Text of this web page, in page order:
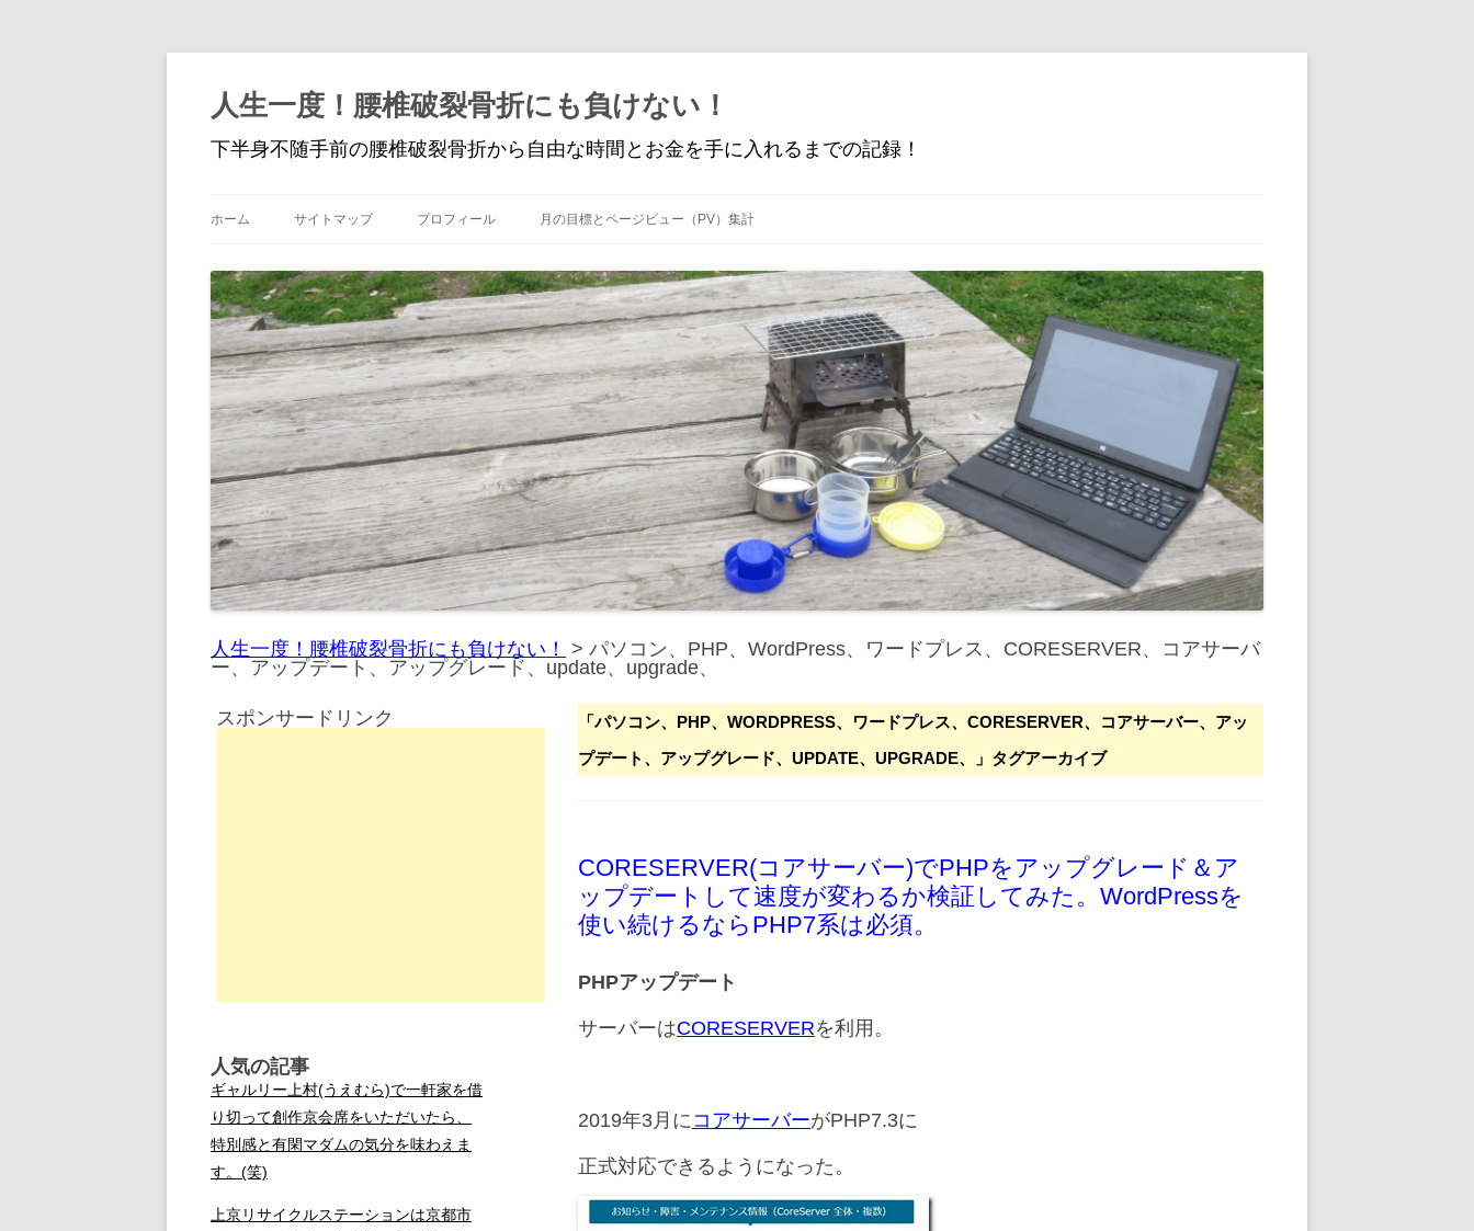
人生一度！腰椎破裂骨折にも負けない！
下半身不随手前の腰椎破裂骨折から自由な時間とお金を手に入れるまでの記録！
ン
ツ
へ
ス
キ
ッ
プ
ホーム サイトマップ プロフィール 月の目標とページビュー（PV）集計
人生一度！腰椎破裂骨折にも負けない！ > パソコン、PHP、WordPress、ワードプレス、CORESERVER、コアサーバ
ー、アップデート、アップグレード、update、upgrade、
「パソコン、PHP、WORDPRESS、ワードプレス、CORESERVER、コアサーバー、アッ
プデート、アップグレード、UPDATE、UPGRADE、
」タグアーカイブ
CORESERVER(コアサーバー)でPHPをアップグレード＆ア
ップデートして速度が変わるか検証してみた。WordPressを
使い続けるならPHP7系は必須。
PHPアップデート
サーバーはCORESERVERを利用。
2019年3月に コアサーバーがPHP7.3に
正式対応できるようになった。
スポンサードリンク
人気の記事
ギャルリー上村(うえむら)で一軒家を借
り切って創作京会席をいただいたら、
特別感と有閑マダムの気分を味わえま
す。(笑)
上京リサイクルステーションは京都市